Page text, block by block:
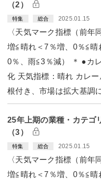
（2）
特集 総合 2025.01.15
〈天気マーク指標（前年
増≦晴れ＜7％増、0％≦晴
0％、雨≦3％減） ＊ ●カ
化 天気指標：晴れ カレ
根付き、市場は拡大基調
25年上期の業種・カテゴ
（3）
特集 総合 2025.01.15
〈天気マーク指標（前年
増≦晴れ＜7％増、0％≦晴